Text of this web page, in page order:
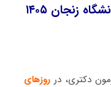
زنجان ۱۴۰۵
دکتری، درروزهای